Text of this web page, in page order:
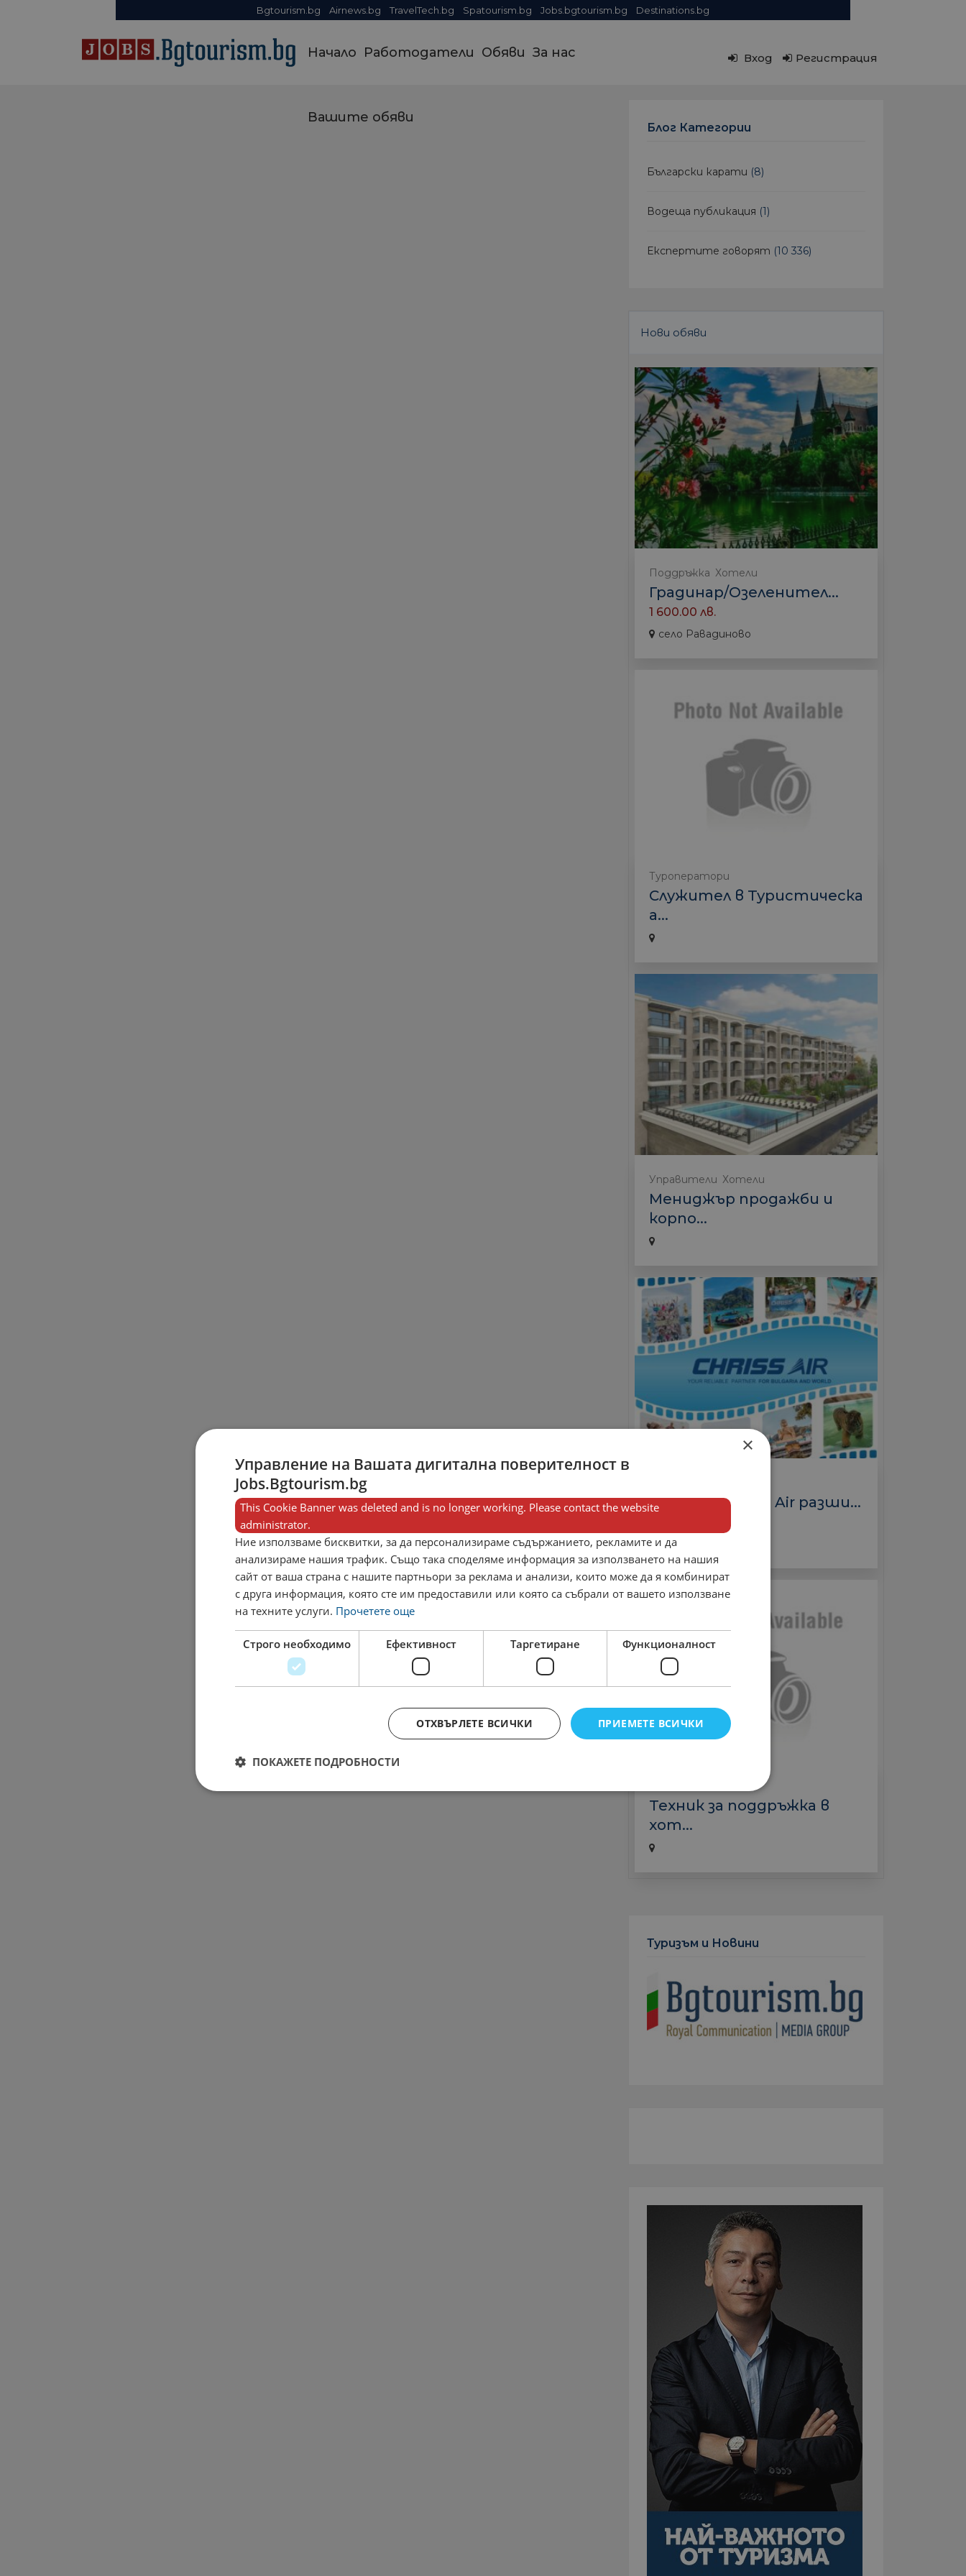
Bgtourism.bg Airnews.bg TravelTech.bg Spatourism.bg Jobs.bgtourism.bg Destinations.bg
Начало Работодатели Обяви За нас
Вашите обяви
Вход Регистрация
Блог Категории
Български карати (8)
Водеща публикация (1)
Експертите говорят (10 336)
Нови обяви
Поддръжка Хотели
Градинар/Озеленител...
1 600.00 лв.
село Равадиново
Туроператори
Служител в Туристическа
а...
Управители Хотели
Мениджър продажби и
корпо...
Крис Еър/Chriss Air разши...
Техник за поддръжка в
хот...
Туризъм и Новини
×
Управление на Вашата дигитална поверителност в
Jobs.Bgtourism.bg
This Cookie Banner was deleted and is no longer working. Please contact the website
administrator.
Ние използваме бисквитки, за да персонализираме съдържанието, рекламите и да
анализираме нашия трафик. Също така споделяме информация за използването на нашия
сайт от ваша страна с нашите партньори за реклама и анализи, които може да я комбинират
с друга информация, която сте им предоставили или която са събрали от вашето използване
на техните услуги. Прочетете още
Строго необходимо Ефективност Таргетиране Функционалност
ПРИЕМЕТЕ ВСИЧКИ
ОТХВЪРЛЕТЕ ВСИЧКИ
ПОКАЖЕТЕ ПОДРОБНОСТИ